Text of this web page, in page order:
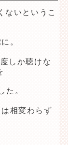
ないというこ
。
しか聴けな
。
相変わらず